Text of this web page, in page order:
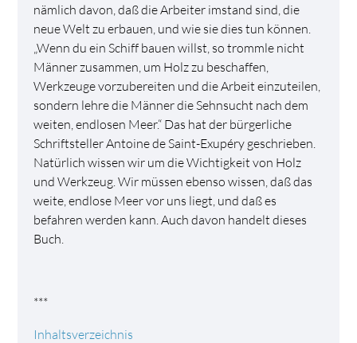
nämlich davon, daß die Arbeiter imstand sind, die
neue Welt zu erbauen, und wie sie dies tun können.
„Wenn du ein Schiff bauen willst, so trommle nicht
Männer zusammen, um Holz zu beschaffen,
Werkzeuge vorzubereiten und die Arbeit einzuteilen,
sondern lehre die Männer die Sehnsucht nach dem
weiten, endlosen Meer.“ Das hat der bürgerliche
Schriftsteller Antoine de Saint-Exupéry geschrieben.
Natürlich wissen wir um die Wichtigkeit von Holz
und Werkzeug. Wir müssen ebenso wissen, daß das
weite, endlose Meer vor uns liegt, und daß es
befahren werden kann. Auch davon handelt dieses
Buch.
***
Inhaltsverzeichnis